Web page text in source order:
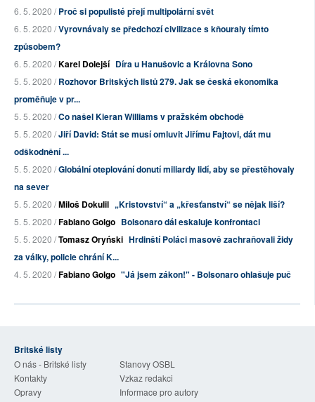
6. 5. 2020 /Proč si populisté přejí multipolární svět
6. 5. 2020 /Vyrovnávaly se předchozí civilizace s kňouraly tímto
způsobem?
6. 5. 2020 /Karel Dolejší Díra u Hanušovic a Královna Sono
5. 5. 2020 /Rozhovor Britských listů 279. Jak se česká ekonomika
proměňuje v pr...
5. 5. 2020 /Co našel Kieran Williams v pražském obchodě
5. 5. 2020 /Jiří David: Stát se musí omluvit Jiřímu Fajtovi, dát mu
odškodnění ...
5. 5. 2020 /Globální oteplování donutí miliardy lidí, aby se přestěhovaly
na sever
5. 5. 2020 /Miloš Dokulil „Kristovství“ a „křesťanství“ se nějak liší?
5. 5. 2020 /Fabiano Golgo Bolsonaro dál eskaluje konfrontaci
5. 5. 2020 /Tomasz Oryński Hrdinští Poláci masově zachraňovali židy
za války, policie chrání K...
4. 5. 2020 /Fabiano Golgo "Já jsem zákon!" - Bolsonaro ohlašuje puč
Britské listy
O nás - Britské listy
Stanovy OSBL
Kontakty
Vzkaz redakci
Opravy
Informace pro autory